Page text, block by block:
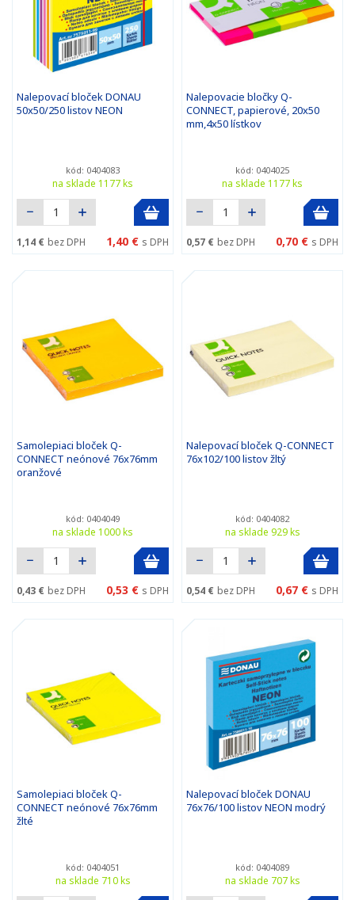
Nalepovací bloček DONAU
50x50/250 listov NEON
kód: 0404083
na sklade 1177 ks
1,14 € bez DPH 1,40 € s DPH
Nalepovacie bločky Q-
CONNECT, papierové, 20x50
mm,4x50 lístkov
kód: 0404025
na sklade 1177 ks
0,57 € bez DPH 0,70 € s DPH
Samolepiaci bloček Q-
CONNECT neónové 76x76mm
oranžové
kód: 0404049
na sklade 1000 ks
0,43 € bez DPH 0,53 € s DPH
Nalepovací bloček Q-CONNECT
76x102/100 listov žltý
kód: 0404082
na sklade 929 ks
0,54 € bez DPH 0,67 € s DPH
Samolepiaci bloček Q-
CONNECT neónové 76x76mm
žlté
kód: 0404051
na sklade 710 ks
Nalepovací bloček DONAU
76x76/100 listov NEON modrý
kód: 0404089
na sklade 707 ks